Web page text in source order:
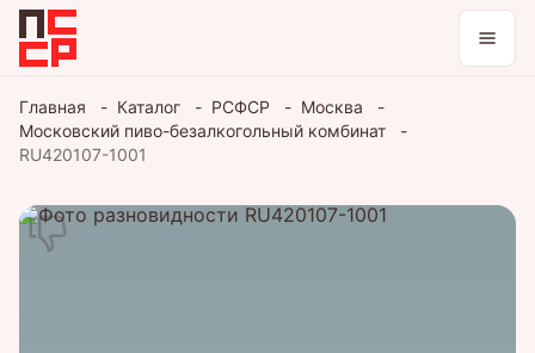
Каталог
Коллекции
Блог
Главная Каталог РСФСР
Москва
Московский пиво-безалкогольный комбинат
RU420107-1001